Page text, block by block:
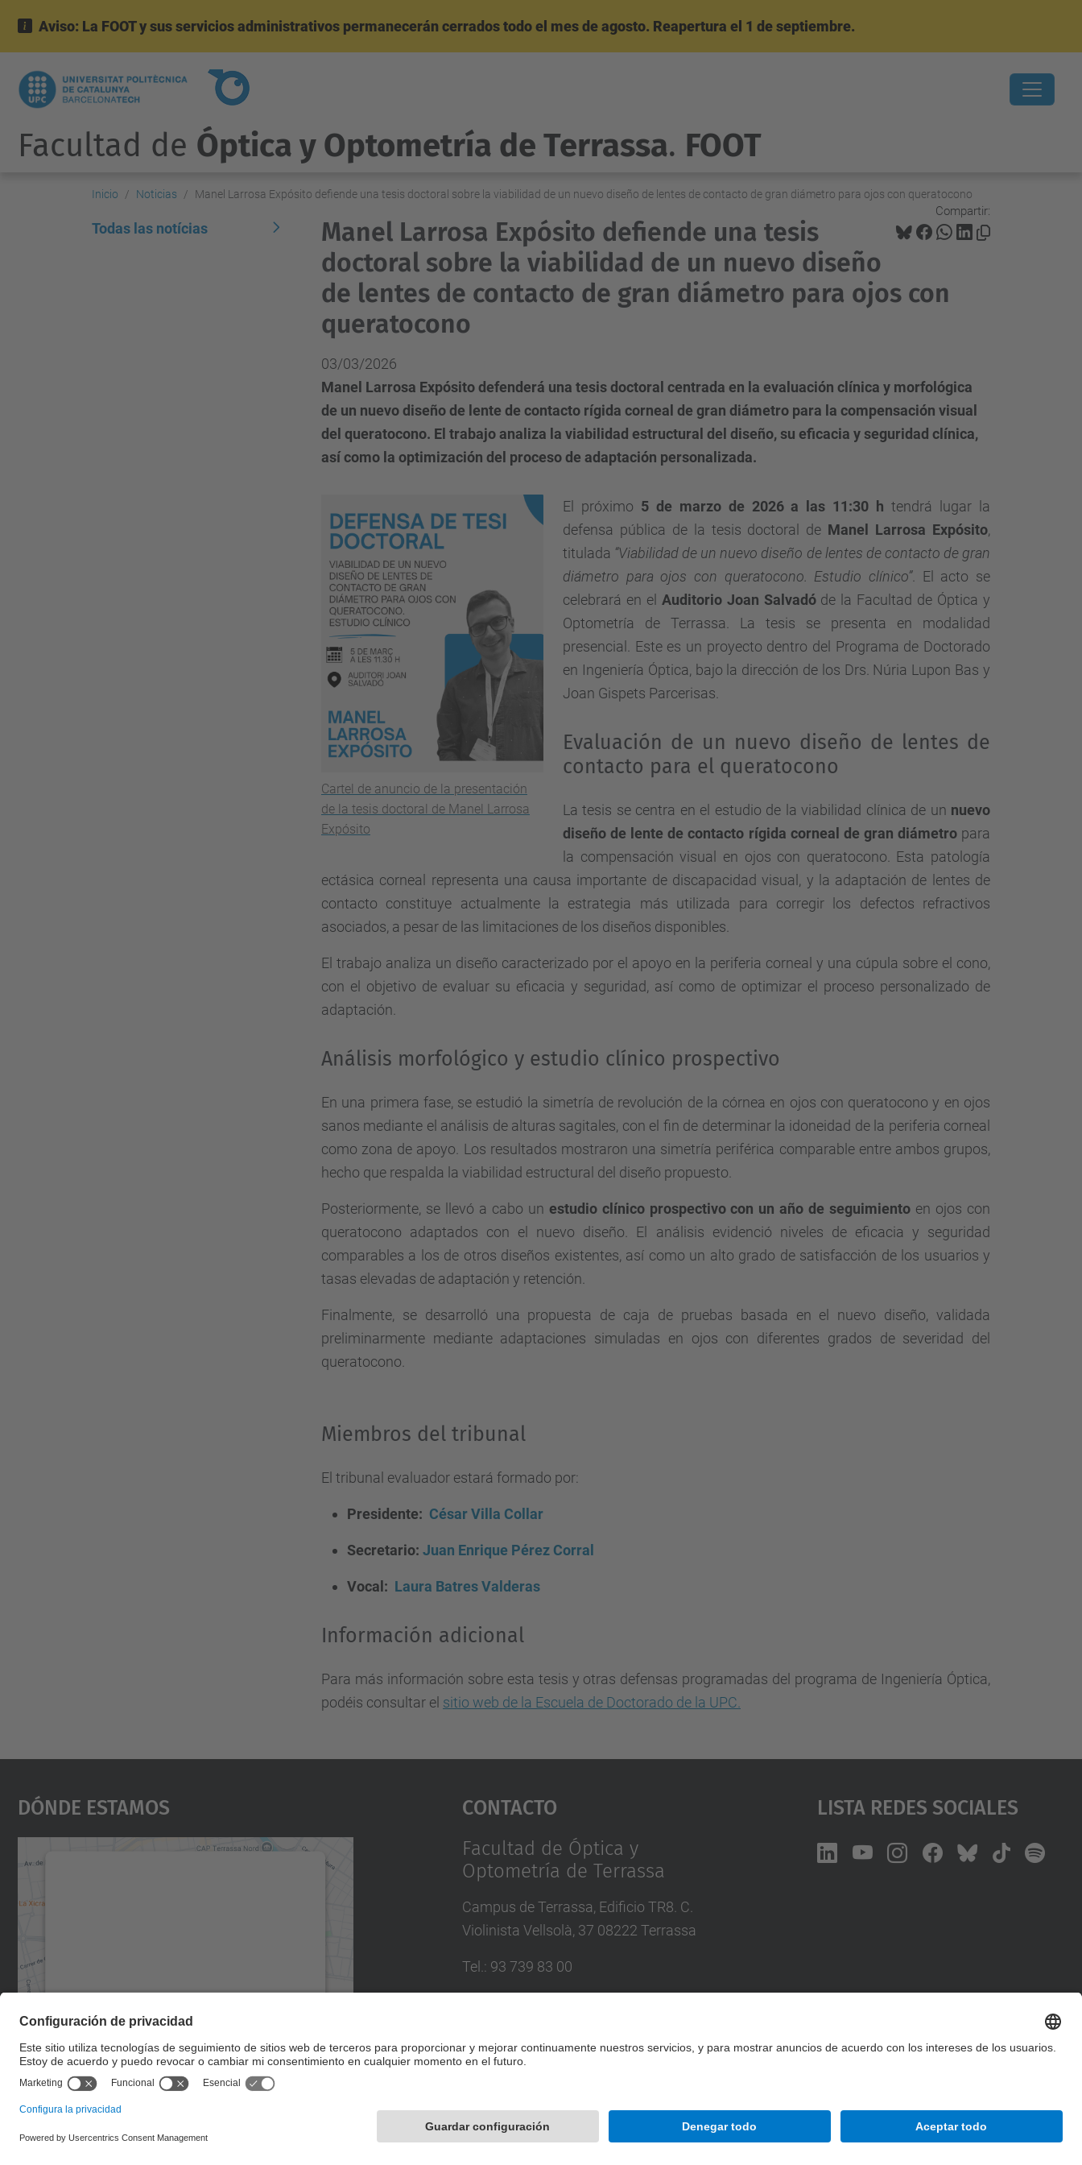
Aviso: La FOOT y sus servicios administrativos permanecerán cerrados todo el mes de agosto. Reapertura el 1 de septiembre.
Facultad de Óptica y Optometría de Terrassa. FOOT
Inicio Noticias Manel Larrosa Expósito defiende una tesis doctoral sobre la viabilidad de un nuevo diseño de lentes de contacto de gran diámetro para ojos con queratocono
Compartir:
Manel Larrosa Expósito defiende una tesis
doctoral sobre la viabilidad de un nuevo diseño
de lentes de contacto de gran diámetro para ojos con
queratocono
03/03/2026
Manel Larrosa Expósito defenderá una tesis doctoral centrada en la evaluación clínica y morfológica
de un nuevo diseño de lente de contacto rígida corneal de gran diámetro para la compensación visual
del queratocono. El trabajo analiza la viabilidad estructural del diseño, su eficacia y seguridad clínica,
así como la optimización del proceso de adaptación personalizada.
Cartel de anuncio de la presentación
de la tesis doctoral de Manel Larrosa
Expósito
El próximo 5 de marzo de 2026 a las 11:30 h tendrá lugar la
defensa pública de la tesis doctoral de Manel Larrosa Expósito,
titulada “Viabilidad de un nuevo diseño de lentes de contacto de gran
diámetro para ojos con queratocono. Estudio clínico”. El acto se
celebrará en el Auditorio Joan Salvadó de la Facultad de Óptica y
Optometría de Terrassa. La tesis se presenta en modalidad
presencial. Este es un proyecto dentro del Programa de Doctorado
en Ingeniería Óptica, bajo la dirección de los Drs. Núria Lupon Bas y
Joan Gispets Parcerisas.
Evaluación de un nuevo diseño de lentes de
contacto para el queratocono
La tesis se centra en el estudio de la viabilidad clínica de un nuevo
diseño de lente de contacto rígida corneal de gran diámetropara
la compensación visual en ojos con queratocono. Esta patología
ectásica corneal representa una causa importante de discapacidad visual, y la adaptación de lentes de
contacto constituye actualmente la estrategia más utilizada para corregir los defectos refractivos
asociados, a pesar de las limitaciones de los diseños disponibles.
El trabajo analiza un diseño caracterizado por el apoyo en la periferia corneal y una cúpula sobre el cono,
con el objetivo de evaluar su eficacia y seguridad, así como de optimizar el proceso personalizado de
adaptación.
Análisis morfológico y estudio clínico prospectivo
En una primera fase, se estudió la simetría de revolución de la córnea en ojos con queratocono y en ojos
sanos mediante el análisis de alturas sagitales, con el fin de determinar la idoneidad de la periferia corneal
como zona de apoyo. Los resultados mostraron una simetría periférica comparable entre ambos grupos,
hecho que respalda la viabilidad estructural del diseño propuesto.
Posteriormente, se llevó a cabo un estudio clínico prospectivo con un año de seguimiento en ojos con
queratocono adaptados con el nuevo diseño. El análisis evidenció niveles de eficacia y seguridad
comparables a los de otros diseños existentes, así como un alto grado de satisfacción de los usuarios y
tasas elevadas de adaptación y retención.
Finalmente, se desarrolló una propuesta de caja de pruebas basada en el nuevo diseño, validada
preliminarmente mediante adaptaciones simuladas en ojos con diferentes grados de severidad del
queratocono.
Miembros del tribunal
El tribunal evaluador estará formado por:
Presidente: César Villa Collar
Secretario: Juan Enrique Pérez Corral
Vocal: Laura Batres Valderas
Información adicional
Para más información sobre esta tesis y otras defensas programadas del programa de Ingeniería Óptica,
podéis consultar el sitio web de la Escuela de Doctorado de la UPC.
Todas las notícias
Dónde Estamos
servicio para ver este mapa.
Aceptar
powered by
Contacto
Facultad de Óptica y
Optometría de Terrassa
Campus de Terrassa, Edificio TR8. C.
Violinista Vellsolà, 37 08222 Terrassa
Tel. : 93 739 83 00
Lista Redes Sociales